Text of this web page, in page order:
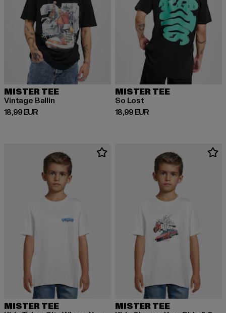
MISTER TEE
Vintage Ballin
18,99 EUR
Prix courant: 18,99 EUR
MISTER TEE
So Lost
18,99 EUR
Prix courant: 18,99 EUR
MISTER TEE MISTER TEE